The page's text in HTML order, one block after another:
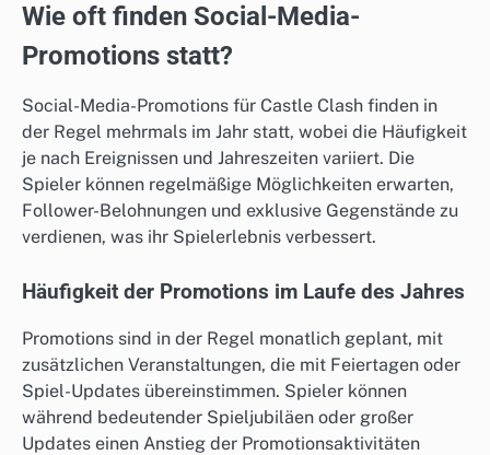
Wie oft finden Social-Media-
Promotions statt?
Social-Media-Promotions für Castle Clash finden in
der Regel mehrmals im Jahr statt, wobei die Häufigkeit
je nach Ereignissen und Jahreszeiten variiert. Die
Spieler können regelmäßige Möglichkeiten erwarten,
Follower-Belohnungen und exklusive Gegenstände zu
verdienen, was ihr Spielerlebnis verbessert.
Häufigkeit der Promotions im Laufe des Jahres
Promotions sind in der Regel monatlich geplant, mit
zusätzlichen Veranstaltungen, die mit Feiertagen oder
Spiel-Updates übereinstimmen. Spieler können
während bedeutender Spieljubiläen oder großer
Updates einen Anstieg der Promotionsaktivitäten